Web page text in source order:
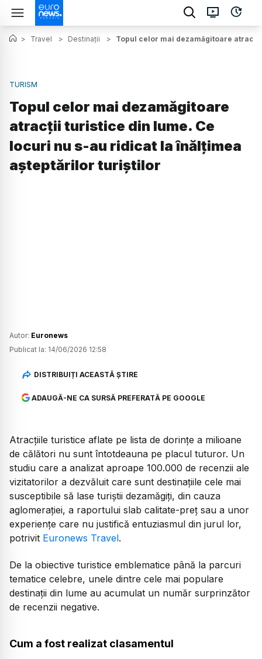
> Travel > Destinații > Topul celor mai dezamăgitoare
TURISM
Topul celor mai dezamăgitoare
atracții turistice din lume. Ce
locuri nu s-au ridicat la înălțimea
așteptărilor turiștilor
Autor: Euronews
Publicat la: 14/06/2026 12:58
DISTRIBUIȚI ACEASTĂ ȘTIRE
ADAUGĂ-NE CA SURSĂ PREFERATĂ PE GOOGLE
Atracțiile turistice aflate pe lista de dorințe a milioane
de călători nu sunt întotdeauna pe placul tuturor. Un
studiu care a analizat aproape 100.000 de recenzii ale
vizitatorilor a dezvăluit care sunt destinațiile cele mai
susceptibile să lase turiștii dezamăgiți, din cauza
aglomerației, a raportului slab calitate-preț sau a unor
experiențe care nu justifică entuziasmul din jurul lor,
potrivit Euronews Travel.
De la obiective turistice emblematice până la parcuri
tematice celebre, unele dintre cele mai populare
destinații din lume au acumulat un număr surprinzător
de recenzii negative.
Cum a fost realizat clasamentul